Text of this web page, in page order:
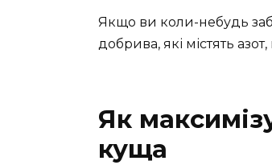
Якщо ви коли-небудь
добрива, які містять
Як
куща